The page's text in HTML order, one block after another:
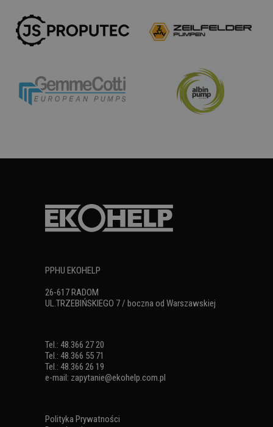
PPHU EKOHELP
26-617 RADOM
UL.TRZEBIŃSKIEGO 7 / boczna od Warszawskiej
Tel.: 48.366 27 20
Tel.: 48.366 55 71
Tel.: 48.366 26 19
e-mail: zapytanie@ekohelp.com.pl
Polityka Prywatności